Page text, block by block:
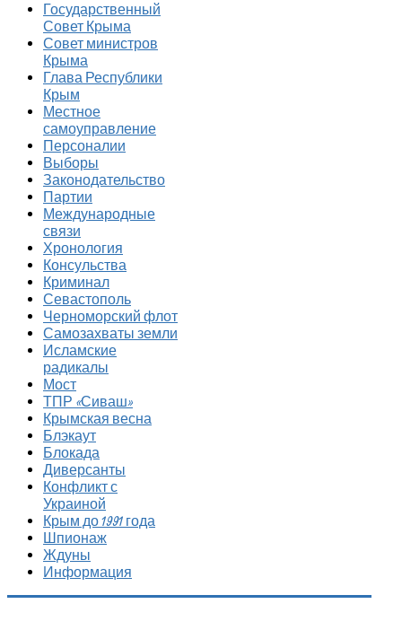
Государственный
Совет Крыма
Совет министров
Крыма
Глава Республики
Крым
Местное
самоуправление
Персоналии
Выборы
Законодательство
Партии
Международные
связи
Хронология
Консульства
Криминал
Севастополь
Черноморский флот
Самозахваты земли
Исламские
радикалы
Мост
ТПР «Сиваш»
Крымская весна
Блэкаут
Блокада
Диверсанты
Конфликт с
Украиной
Крым до 1991 года
Шпионаж
Ждуны
Информация